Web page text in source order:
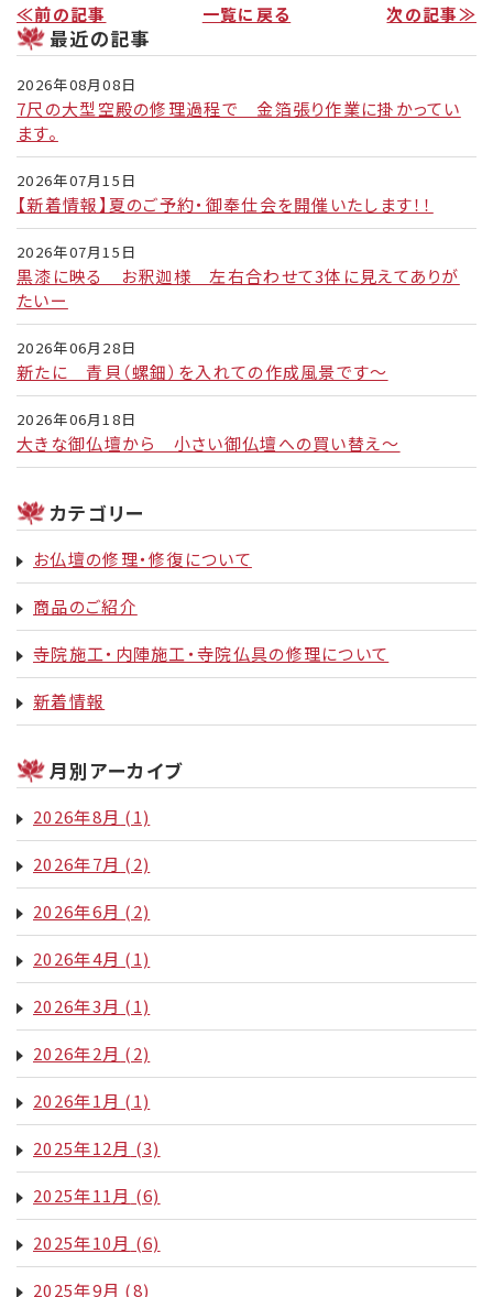
≪前の記事 一覧に戻る 次の記事≫
最近の記事
2026年08月08日
7尺の大型空殿の修理過程で 金箔張り作業に掛かってい
ます。
2026年07月15日
【新着情報】夏のご予約・御奉仕会を開催いたします！！
2026年07月15日
黒漆に映る お釈迦様 左右合わせて3体に見えてありが
たいー
2026年06月28日
新たに 青貝（螺鈿）を入れての作成風景です～
2026年06月18日
大きな御仏壇から 小さい御仏壇への買い替え～
カテゴリー
お仏壇の修理・修復について
商品のご紹介
寺院施工・内陣施工・寺院仏具の修理について
新着情報
月別アーカイブ
2026年8月 (1)
2026年7月 (2)
2026年6月 (2)
2026年4月 (1)
2026年3月 (1)
2026年2月 (2)
2026年1月 (1)
2025年12月 (3)
2025年11月 (6)
2025年10月 (6)
2025年9月 (8)